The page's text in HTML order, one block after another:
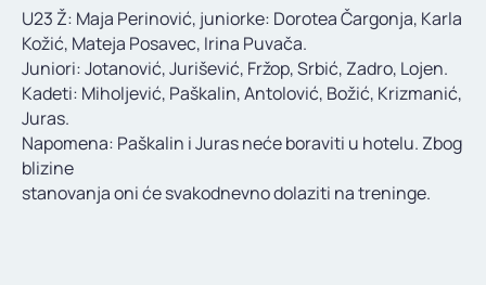
KONTAKT
U23 Ž: Maja Perinović, juniorke: Dorotea Čargonja, Karla
Kožić, Mateja Posavec, Irina Puvača.
Juniori: Jotanović, Jurišević, Fržop, Srbić, Zadro, Lojen.
Kadeti: Miholjević, Paškalin, Antolović, Božić, Krizmanić,
Juras.
Napomena: Paškalin i Juras neće boraviti u hotelu. Zbog
blizine
stanovanja oni će svakodnevno dolaziti na treninge.